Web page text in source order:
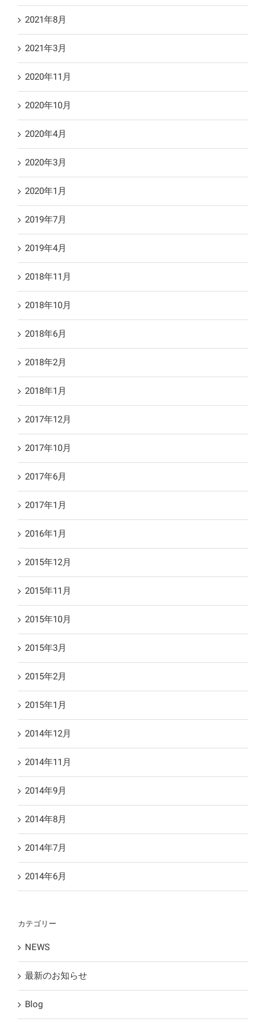
2021年8月
2021年3月
2020年11月
2020年10月
2020年4月
2020年3月
2020年1月
2019年7月
2019年4月
2018年11月
2018年10月
2018年6月
2018年2月
2018年1月
2017年12月
2017年10月
2017年6月
2017年1月
2016年1月
2015年12月
2015年11月
2015年10月
2015年3月
2015年2月
2015年1月
2014年12月
2014年11月
2014年9月
2014年8月
2014年7月
2014年6月
カテゴリー
NEWS
最新のお知らせ
Blog